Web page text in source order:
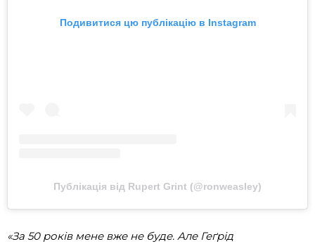
Подивитися цю публікацію в Instagram
Публікація від Rupert Grint (@ronweasley)
«За 50 років мене вже не буде. Але Геґрід